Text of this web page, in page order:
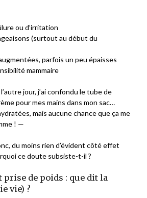
ou d’irritation
(surtout au début du
parfois un peu épaisses
mammaire
jour, j’ai confondu le tube de
pour mes mains dans mon sac…
mais aucune chance que ça me
! —
du moins rien d’évident côté effet
ce doute subsiste-t-il ?
de poids : que dit la
vie) ?